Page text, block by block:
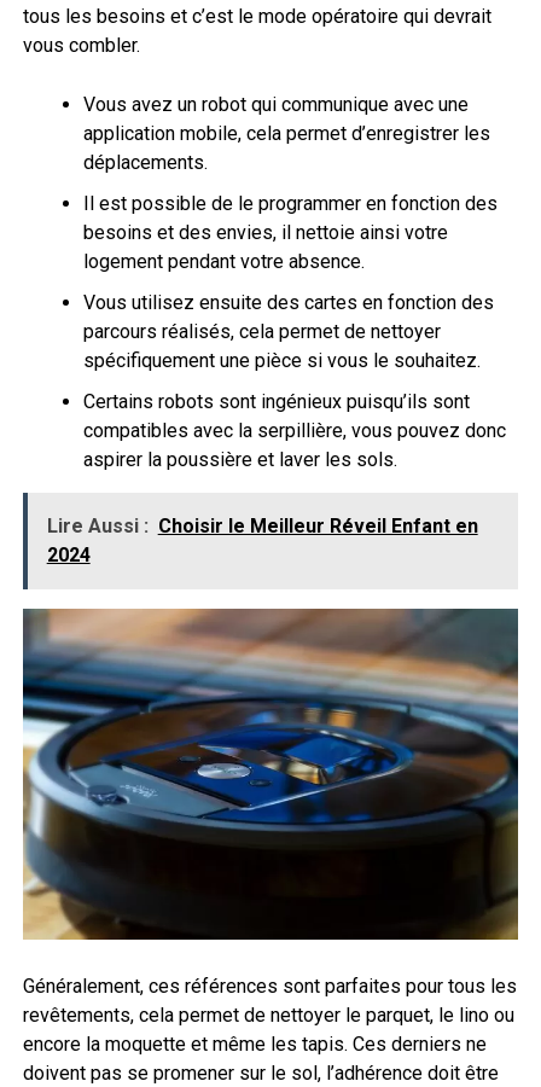
tous les besoins et c’est le mode opératoire qui devrait
vous combler.
Vous avez un robot qui communique avec une
application mobile, cela permet d’enregistrer les
déplacements.
Il est possible de le programmer en fonction des
besoins et des envies, il nettoie ainsi votre
logement pendant votre absence.
Vous utilisez ensuite des cartes en fonction des
parcours réalisés, cela permet de nettoyer
spécifiquement une pièce si vous le souhaitez.
Certains robots sont ingénieux puisqu’ils sont
compatibles avec la serpillière, vous pouvez donc
aspirer la poussière et laver les sols.
Lire Aussi : Choisir le Meilleur Réveil Enfant en
2024
Généralement, ces références sont parfaites pour tous les
revêtements, cela permet de nettoyer le parquet, le lino ou
encore la moquette et même les tapis. Ces derniers ne
doivent pas se promener sur le sol, l’adhérence doit être